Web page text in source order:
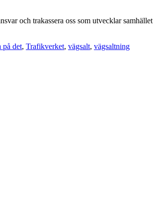
och trakassera oss som utvecklar samhället
på det, Trafikverket, vägsalt, vägsaltning